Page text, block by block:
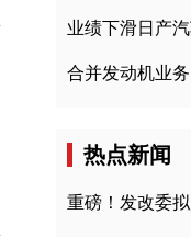
业绩下滑日产
热点新闻